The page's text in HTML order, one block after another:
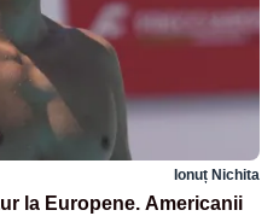
Ionuț Nichita
la Europene. Americanii